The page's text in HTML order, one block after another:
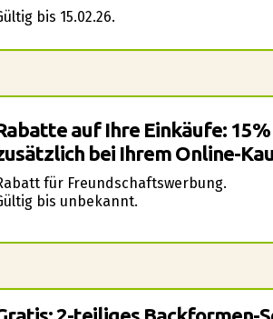
bis 15.02.26.
auf Ihre Einkäufe:
bei Ihrem Online-
für Freundschaftswerbung.
bis unbekannt.